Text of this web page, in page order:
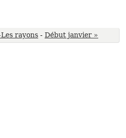
rayons - Début janvier »